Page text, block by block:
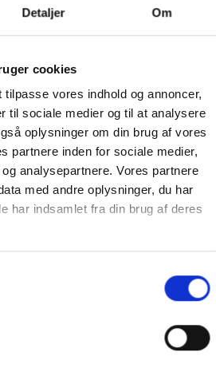
Detaljer Om
cookies
vores indhold og annoncer,
til sociale medier og til at analysere
oplysninger om din brug af vores
partnere inden for sociale medier,
analysepartnere. Vores partnere
med andre oplysninger, du har
har indsamlet fra din brug af deres
er lavet af materialer der ikke
for at trække vejret ordentligt.
fordi den kun frasorterer
Du vil altså sagtens kunne
på de varme dage i
Hvis du oplever
din læge.
kilder når du skal lede efter
mundbind, masker og andre
de har nedsat immunforsvar,
at beskytte sig selv og sine
den letteste måde at undgå